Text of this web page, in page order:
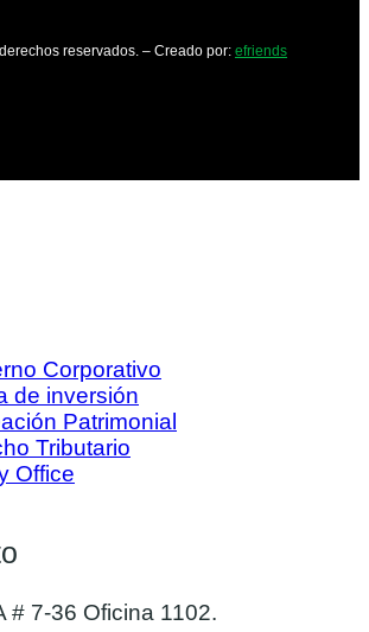
reservados. – Creado por: efriends
Corporativo
de inversión
Patrimonial
Tributario
Office
# 7-36 Oficina 1102.